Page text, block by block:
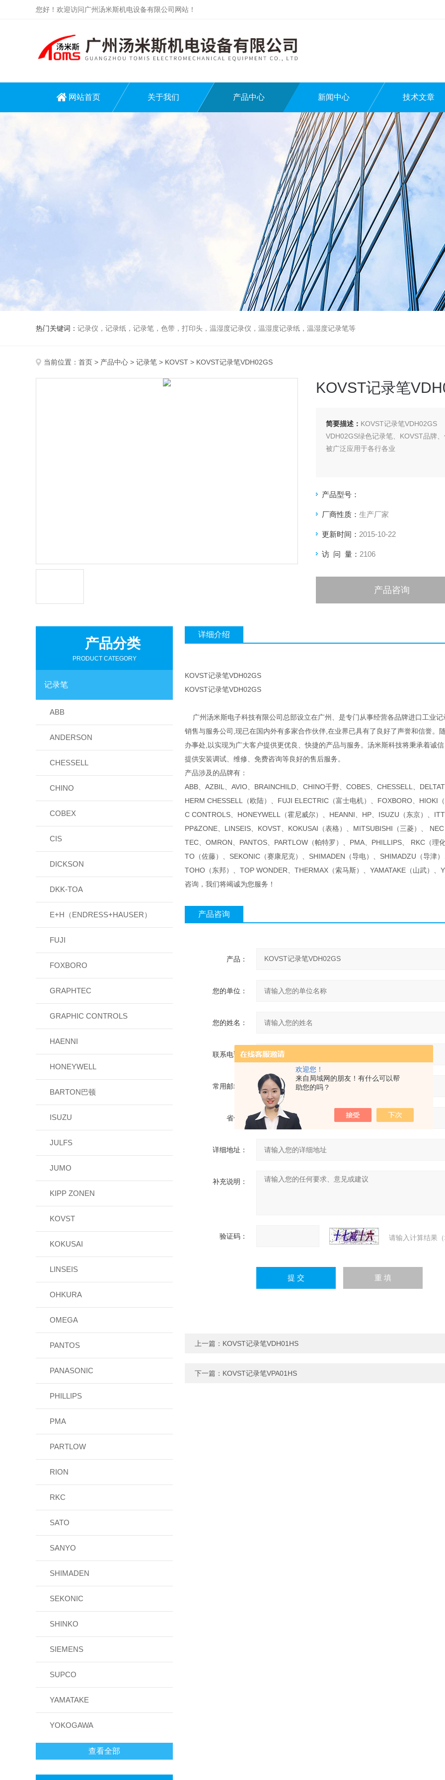
欢迎您！
来自局域网的朋友！有什么可以帮
助您的吗？
您好！欢迎访问广州汤米斯机电设备有限公司网站！
网站首页 关于我们 产品中心 新闻中心 技术文章
热门关键词： 记录仪，记录纸，记录笔，色带，打印头，温湿度记录仪，温湿度记录纸，温湿度记录笔等
当前位置： 首页 > 产品中心 > 记录笔 > KOVST > KOVST记录笔VDH02GS
KOVST记录笔
简要描述： KOVST记录笔VDH02GS
VDH02GS绿色记录笔、KOVST品牌
被广泛应用于各行各业
产品型号：
厂商性质： 生产厂家
更新时间： 2015-10-22
访 问 量： 2106
产品咨询
产品分类
PRODUCT CATEGORY
记录笔
ABB
ANDERSON
CHESSELL
CHINO
COBEX
CIS
DICKSON
DKK-TOA
E+H（ENDRESS+HAUSER）
FUJI
FOXBORO
GRAPHTEC
GRAPHIC CONTROLS
HAENNI
HONEYWELL
BARTON巴顿
ISUZU
JULFS
JUMO
KIPP ZONEN
KOVST
KOKUSAI
LINSEIS
OHKURA
OMEGA
PANTOS
PANASONIC
PHILLIPS
PMA
PARTLOW
RION
RKC
SATO
SANYO
SHIMADEN
SEKONIC
SHINKO
SIEMENS
SUPCO
YAMATAKE
YOKOGAWA
查看全部
详细介绍
KOVST记录笔VDH02GS
KOVST记录笔VDH02GS
广州汤米斯电子科技有限公司总部设立在广州、是专门从事经营各品牌进口工业
销售与服务公司,现已在国内外有多家合作伙伴,在业界已具有了良好了声誉和信誉。
办事处,以实现为广大客户提供更优良、快捷的产品与服务。汤米斯科技将秉承着诚
提供安装调试、维修、免费咨询等良好的售后服务。
产品涉及的品牌有：
ABB、AZBIL、AVIO、BRAINCHILD、CHINO千野、COBES、CHESSELL、
HERM CHESSELL（欧陆）、FUJI ELECTRIC（富士电机）、FOXBORO、HIOKI
C CONTROLS、HONEYWELL（霍尼威尔）、HEANNI、HP、ISUZU（东京）、
PP&ZONE、LINSEIS、KOVST、KOKUSAI（表格）、MITSUBISHI（三菱）、
TEC、OMRON、PANTOS、PARTLOW（帕特罗）、PMA、PHILLIPS、 RKC（
TO（佐藤）、SEKONIC（赛康尼克）、SHIMADEN（导电）、SHIMADZU（导津
TOHO（东邦）、TOP WONDER、THERMAX（索马斯）、YAMATAKE（山武）、
咨询，我们将竭诚为您服务！
产品咨询
产品：
您的单位：
您的姓名：
联系电话：
常用邮箱：
省份：
详细地址：
补充说明：
验证码： 请输入计算结果
上一篇： KOVST记录笔VDH01HS
下一篇： KOVST记录笔VPA01HS